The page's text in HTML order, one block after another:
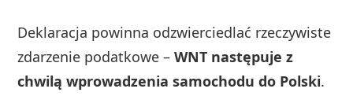
Deklaracja powinna odzwierciedlać rzeczywiste
zdarzenie podatkowe –WNT następuje z
chwilą wprowadzenia samochodu do Polski.